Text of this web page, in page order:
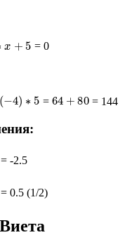
= 0
−4 ∗ = 64 + 80 = 144
= -2.5
8
= 0.5 (1/2)